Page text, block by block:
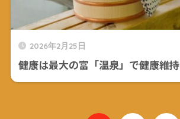
2026年2月25日
健康は最大の富「温泉」で健康維持